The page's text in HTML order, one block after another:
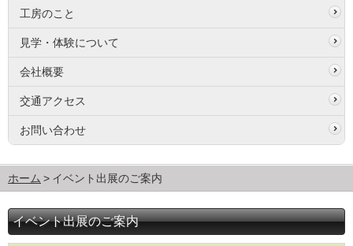
工房のこと
見学・体験について
会社概要
交通アクセス
お問い合わせ
ホーム イベント出展のご案内
イベント出展のご案内